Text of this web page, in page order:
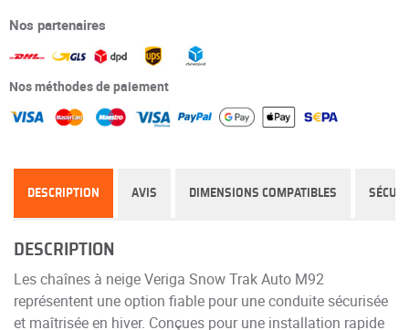
Nos partenaires
Nos méthodes de paiement
DESCRIPTION AVIS DIMENSIONS COMPATIBLES
DESCRIPTION
Les chaînes à neige Veriga Snow Trak Auto M92
représentent une option fiable pour une conduite sécurisée
et maîtrisée en hiver. Conçues pour une installation rapide